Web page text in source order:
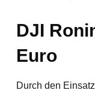
DJI
Euro
Durch den